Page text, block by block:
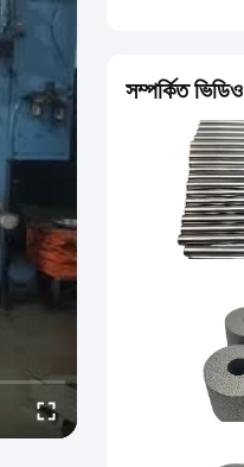
সম্পর্কিত ভিডিও